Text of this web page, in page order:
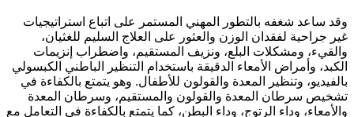
وقد ساعد شغفه بالتطور المهني المستمر على اتباع استراتيجيات
غير جراحية لفقدان الوزن والعثور على العلاج السليم للغثيان،
والقيء، ومشكلات البلع، ونزيف المستقيم، واضطراب إنزيمات
الكبد، وأمراض الأمعاء الدقيقة باستخدام التنظير الباطني الكبسولي
بالفيديو، وتنظير المعدة والقولون للأطفال. وهو يتمتع بالكفاءة في
تشخيص سرطان المعدة والقولون والمستقيم، وسرطان المعدة
والأمعاء، وداء الرتوج، وداء البطن، كما يتمتع بالكفاءة في التعامل مع